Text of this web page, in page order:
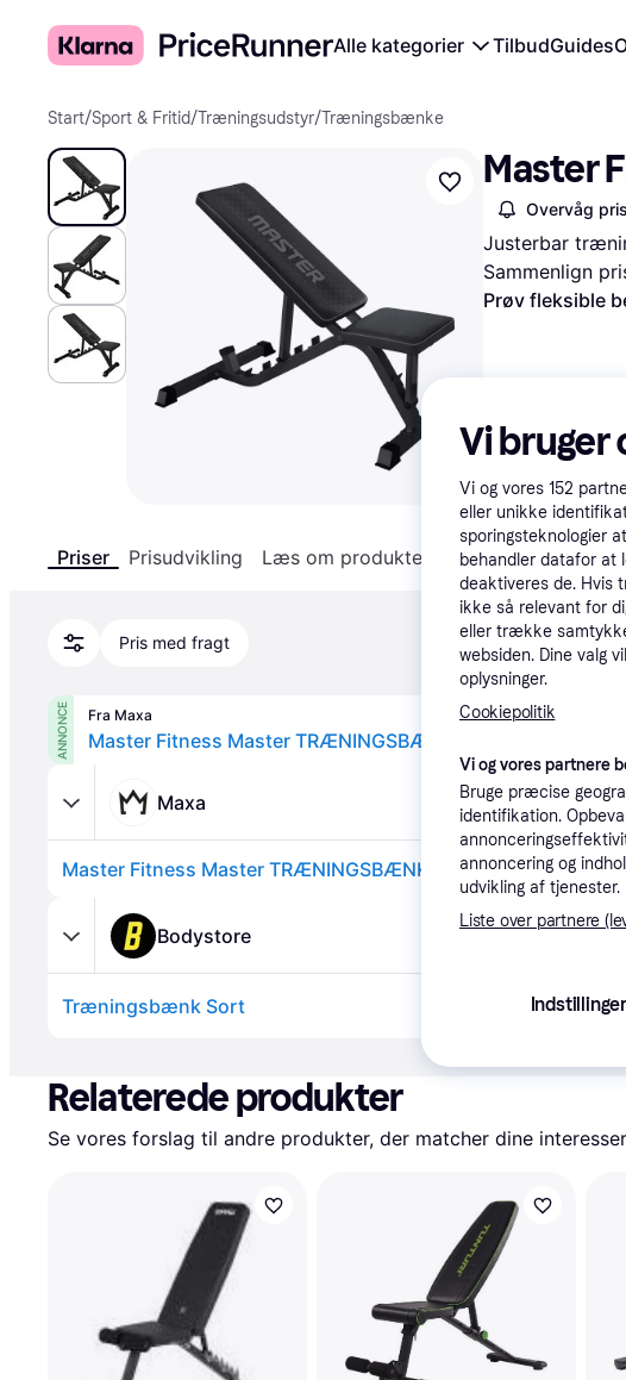
Alle kategorier TilbudGuides
Start/Sport & Fritid/Træningsudstyr/Træningsbænke
Master
Overvåg pris
Justerbar
Sammenlign
Prøv fleksible
Priser Prisudvikling Læs om produktet Specifikationer
Pris med fragt
ANNONCE Fra Maxa
Master Fitness Master TRÆNINGSBÆNK Black.
Maxa
Master Fitness Master TRÆNINGSBÆNK Black.
Bodystore
Træningsbænk Sort
Relaterede produkter
Se vores forslag til andre produkter, der matcher dine
Vi bruger
Vi og vores 152
eller unikke
sporingsteknologier
behandler datafor at
deaktiveres de. Hvis
ikke så relevant for
eller trække
websiden. Dine valg
oplysninger.
Cookiepolitik
Vi og vores partnere
Bruge præcise
identifikation.
annoncering og
udvikling af tjenester.
Liste over partnere
Indstillinger